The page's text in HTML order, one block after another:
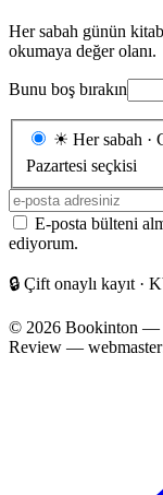
Her sabah günün
okumaya değer olanı.
Bunu boş bırakın
Gönderim
sıklığı
☀ Her sabah ·
Pazartesi seçkisi
E-
posta
adresiniz
E-posta bülteni
ediyorum.
🔒 Çift onaylı kayıt ·
© 2026 Bookinton —
Review —